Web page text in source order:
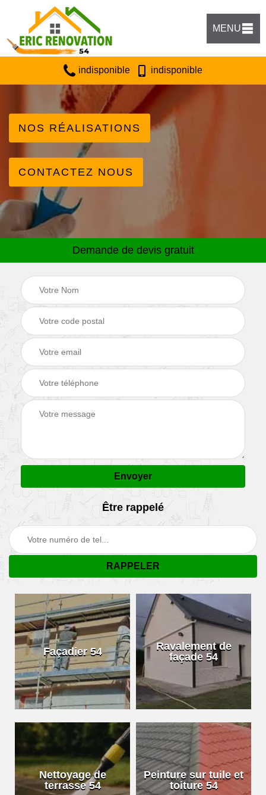
MENU
indisponible indisponible
NOS RÉALISATIONS
CONTACTEZ NOUS
Demande de devis gratuit
Être rappelé
Façadier 54
Ravalement de
façade 54
Nettoyage de
terrasse 54
Peinture sur tuile et
toiture 54